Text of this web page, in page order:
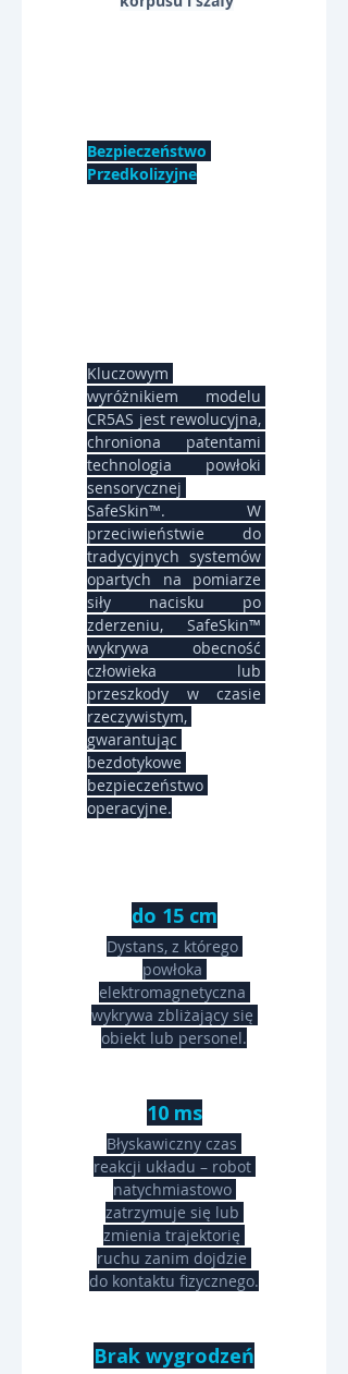
Bezpieczeństwo
Przedkolizyjne
Kluczowym
wyróżnikiem modelu
CR5AS jest rewolucyjna,
chroniona patentami
technologia powłoki
sensorycznej
SafeSkin™. W
przeciwieństwie do
tradycyjnych systemów
opartych na pomiarze
siły nacisku po
zderzeniu, SafeSkin™
wykrywa obecność
człowieka lub
przeszkody w czasie
rzeczywistym,
gwarantując
bezdotykowe
bezpieczeństwo
operacyjne.
do 15 cm
Dystans, z którego
powłoka
elektromagnetyczna
wykrywa zbliżający się
obiekt lub personel.
10 ms
Błyskawiczny czas
reakcji układu – robot
natychmiastowo
zatrzymuje się lub
zmienia trajektorię
ruchu zanim dojdzie
do kontaktu fizycznego.
Brak wygrodzeń